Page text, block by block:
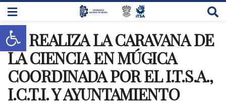
SE REALIZA LA CARAVANA DE
LA CIENCIA EN MÚGICA
COORDINADA POR EL I.T.S.A.,
I.C.T.I. Y AYUNTAMIENTO
Abrir barra de herramientas